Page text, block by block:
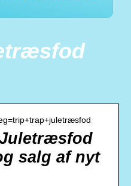
salg af nyt